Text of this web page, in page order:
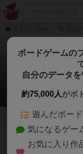
マスカレ
七
1
152名 1名 0
ボードゲームの
自分のデータ
約75,000人がボ
遊んだボー
気になるゲー
お気に入り作